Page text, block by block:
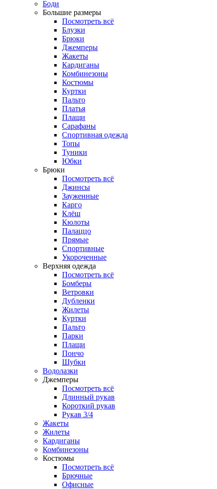
Боди
Большие размеры
Посмотреть всё
Блузки
Брюки
Джемперы
Жакеты
Кардиганы
Комбинезоны
Костюмы
Куртки
Пальто
Платья
Плащи
Сарафаны
Спортивная одежда
Топы
Туники
Юбки
Брюки
Посмотреть всё
Джинсы
Зауженные
Карго
Клёш
Кюлоты
Палаццо
Прямые
Спортивные
Укороченные
Верхняя одежда
Посмотреть всё
Бомберы
Ветровки
Дубленки
Жилеты
Куртки
Пальто
Парки
Плащи
Пончо
Шубки
Водолазки
Джемперы
Посмотреть всё
Длинный рукав
Короткий рукав
Рукав 3/4
Жакеты
Жилеты
Кардиганы
Комбинезоны
Костюмы
Посмотреть всё
Брючные
Офисные